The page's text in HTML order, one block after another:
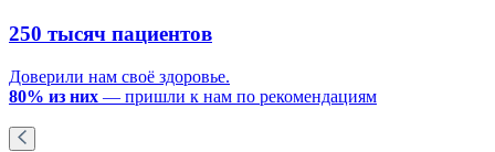
250 тысяч пациентов
Доверили нам своё здоровье.
80% из них — пришли к нам по рекомендациям